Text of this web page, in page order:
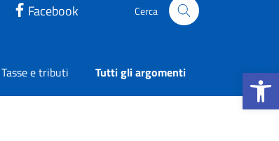
Apri la
Facebook Cerca
Tasse e tributi Tutti gli argomenti